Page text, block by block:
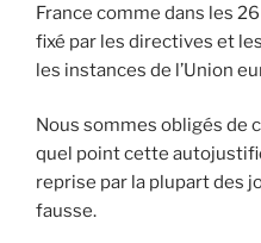
France comme dans les
fixé par les directives et
les instances de l’Union
Nous sommes obligés de
quel point cette
reprise par la plupart des
fausse.